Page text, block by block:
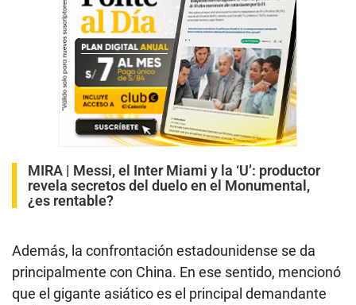
MIRA | Messi, el Inter Miami y la ‘U’: productor
revela secretos del duelo en el Monumental,
¿es rentable?
Además, la confrontación estadounidense se da
principalmente con China. En ese sentido, mencionó
que el gigante asiático es el principal demandante